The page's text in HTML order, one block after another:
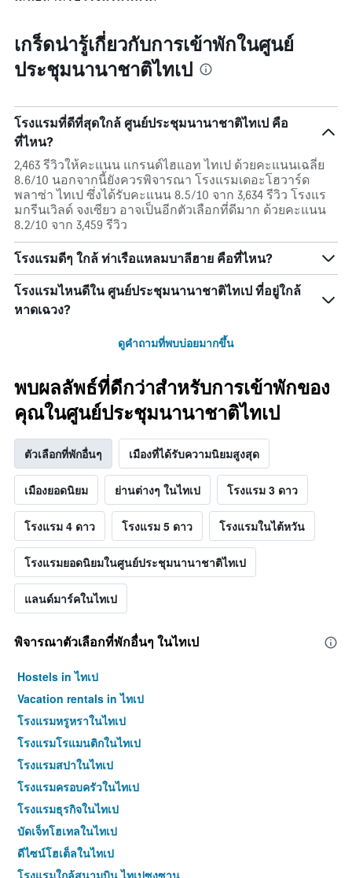
เกร็ดน่ารู้เกี่ยวกับการเข้าพักในศูนย์
ประชุมนานาชาติไทเป
โรงแรมที่ดีที่สุดใกล้ ศูนย์ประชุมนานาชาติไทเป คือ
ที่ไหน?
2,463 รีวิวให้คะแนน แกรนด์ไฮแอท ไทเป ด้วยคะแนนเฉลี่ย
8.6/10 นอกจากนี้ยังควรพิจารณา โรงแรมเดอะโฮวาร์ด
พลาซ่า ไทเป ซึ่งได้รับคะแนน 8.5/10 จาก 3,634 รีวิว โรงแร
มกรีนเวิลด์ จงเซียว อาจเป็นอีกตัวเลือกที่ดีมาก ด้วยคะแนน
8.2/10 จาก 3,459 รีวิว
โรงแรมดีๆ ใกล้ ท่าเรือแหลมบาลีฮาย คือที่ไหน?
โรงแรมไหนดีใน ศูนย์ประชุมนานาชาติไทเป ที่อยู่ใกล้
หาดเฉวง?
ดูคำถามที่พบบ่อยมากขึ้น
พบผลลัพธ์ที่ดีกว่าสำหรับการเข้าพักของ
คุณในศูนย์ประชุมนานาชาติไทเป
ตัวเลือกที่พักอื่นๆ เมืองที่ได้รับความนิยมสูงสุด
เมืองยอดนิยม ย่านต่างๆ ในไทเป โรงแรม 3 ดาว
โรงแรม 4 ดาว โรงแรม 5 ดาว โรงแรมในไต้หวัน
โรงแรมยอดนิยมในศูนย์ประชุมนานาชาติไทเป
แลนด์มาร์คในไทเป
พิจารณาตัวเลือกที่พักอื่นๆ ในไทเป
Hostels in ไทเป
Vacation rentals in ไทเป
โรงแรมหรูหราในไทเป
โรงแรมโรแมนติกในไทเป
โรงแรมสปาในไทเป
โรงแรมครอบครัวในไทเป
โรงแรมธุรกิจในไทเป
บัดเจ็ทโฮเทลในไทเป
ดีไซน์โฮเต็ลในไทเป